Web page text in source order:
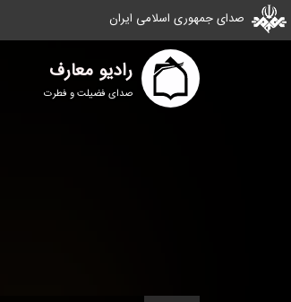
صدای جمهوری اسلامی ایران
رادیو معارف
صدای فضیلت و فطرت